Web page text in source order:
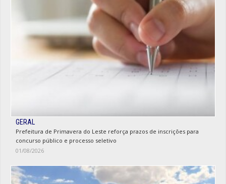
GERAL
Prefeitura de Primavera do Leste reforça prazos de inscrições para
concurso público e processo seletivo
01/08/2026